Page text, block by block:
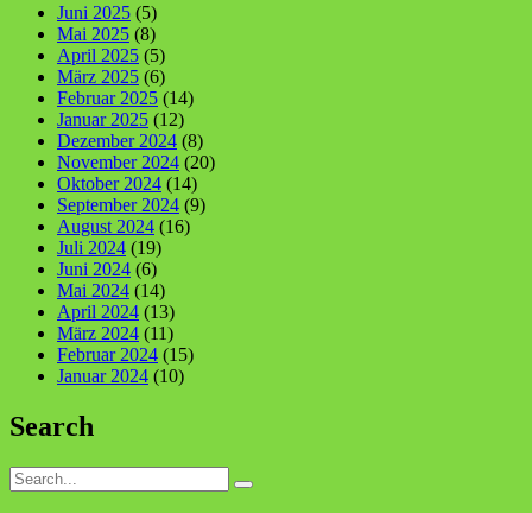
Juni 2025 (5)
Mai 2025 (8)
April 2025 (5)
März 2025 (6)
Februar 2025 (14)
Januar 2025 (12)
Dezember 2024 (8)
November 2024 (20)
Oktober 2024 (14)
September 2024 (9)
August 2024 (16)
Juli 2024 (19)
Juni 2024 (6)
Mai 2024 (14)
April 2024 (13)
März 2024 (11)
Februar 2024 (15)
Januar 2024 (10)
Search
Search
for: